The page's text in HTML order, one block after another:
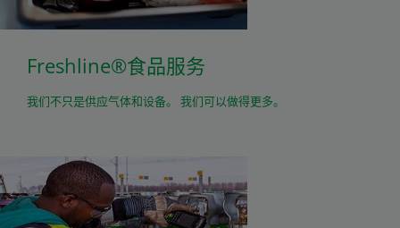
Freshline®食品服务
我们不只是供应气体和设备。 我们可以做得更多。